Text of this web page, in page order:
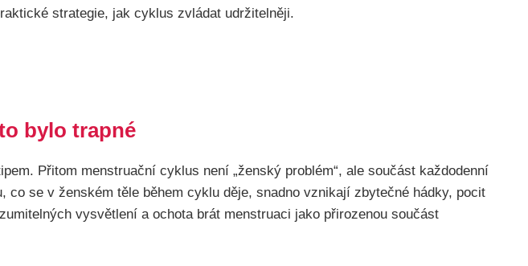
strategie, jak cyklus zvládat udržitelněji.
bylo trapné
Přitom menstruační cyklus není „ženský problém“, ale součást každodenní
se v ženském těle během cyklu děje, snadno vznikají zbytečné hádky, pocit
vysvětlení a ochota brát menstruaci jako přirozenou součást